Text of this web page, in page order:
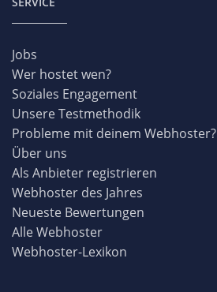
Jobs
Wer hostet wen?
Soziales Engagement
Unsere Testmethodik
Probleme mit deinem Webhoster?
Über uns
Als Anbieter registrieren
Webhoster des Jahres
Neueste Bewertungen
Alle Webhoster
Webhoster-Lexikon